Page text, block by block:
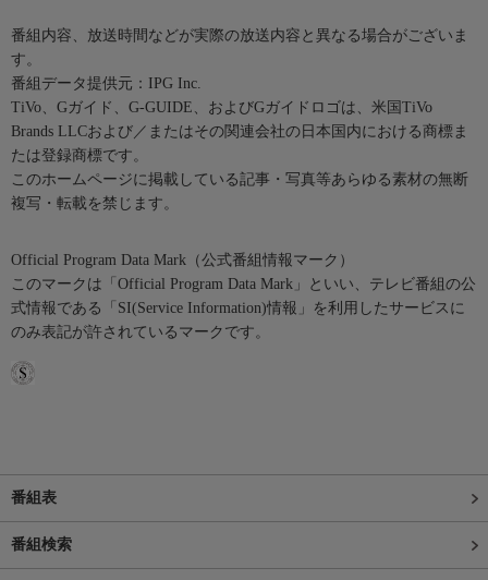
番組内容、放送時間などが実際の放送内容と異なる場合がございま
す。
番組データ提供元：IPG Inc.
TiVo、Gガイド、G-GUIDE、およびGガイドロゴは、米国TiVo
Brands LLCおよび／またはその関連会社の日本国内における商標ま
たは登録商標です。
このホームページに掲載している記事・写真等あらゆる素材の無断
複写・転載を禁じます。
Official Program Data Mark（公式番組情報マーク）
このマークは「Official Program Data Mark」といい、テレビ番組の公
式情報である「SI(Service Information)情報」を利用したサービスに
のみ表記が許されているマークです。
番組表
番組検索